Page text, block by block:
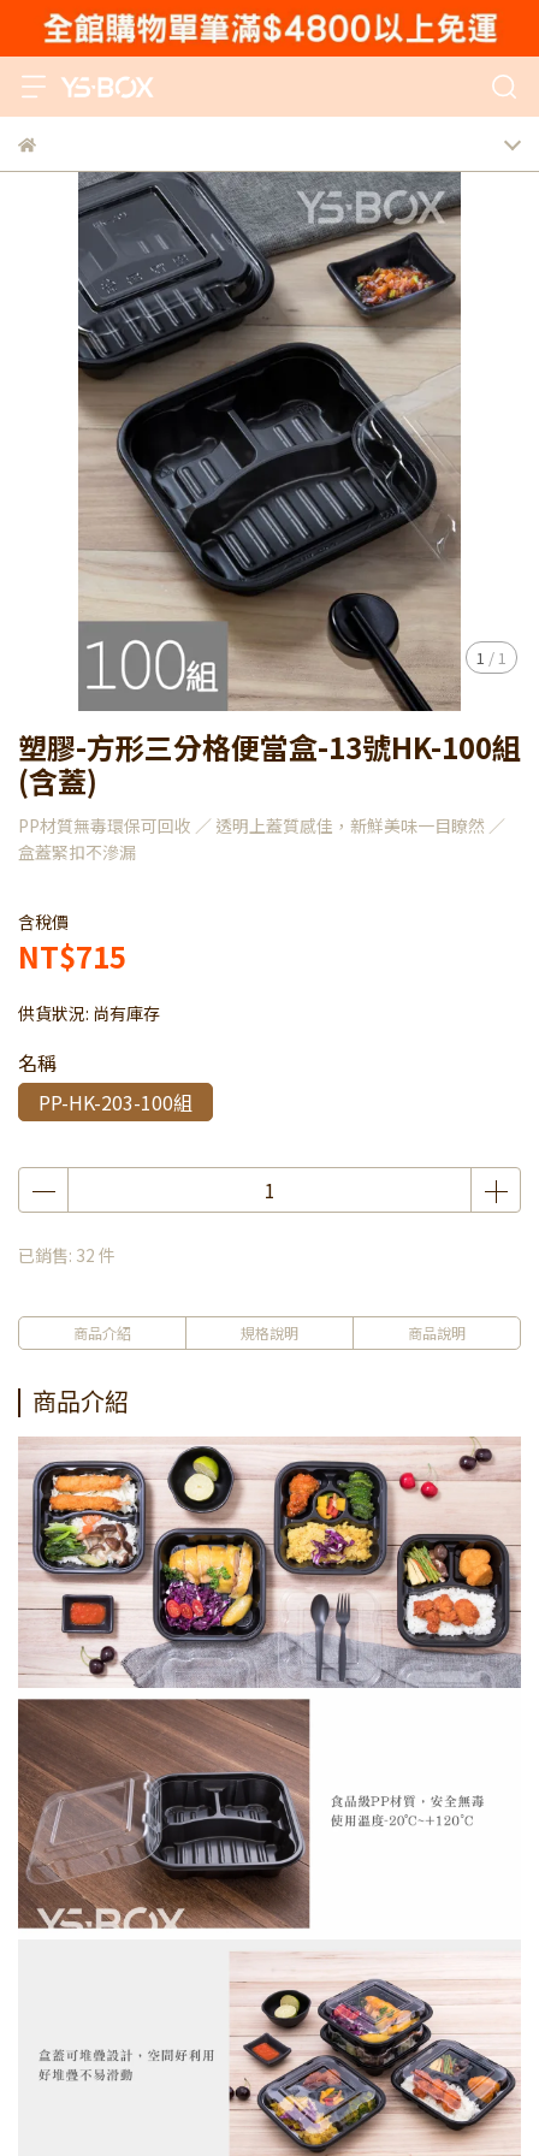
1 / 1
塑膠-方形三分格便當盒-13號HK-100組
(含蓋)
PP材質無毒環保可回收 ／ 透明上蓋質感佳，新鮮美味一目瞭然 ／
盒蓋緊扣不滲漏
含稅價
NT$715
供貨狀況: 尚有庫存
名稱
PP-HK-203-100組
已銷售: 32 件
商品介紹 規格說明 商品說明
商品介紹